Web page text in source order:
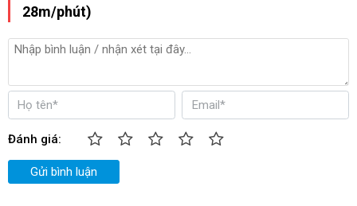
28m/phút)
Đánh giá:
Gửi bình luận